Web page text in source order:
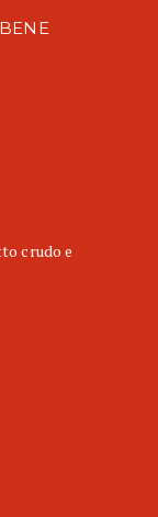
crudo e